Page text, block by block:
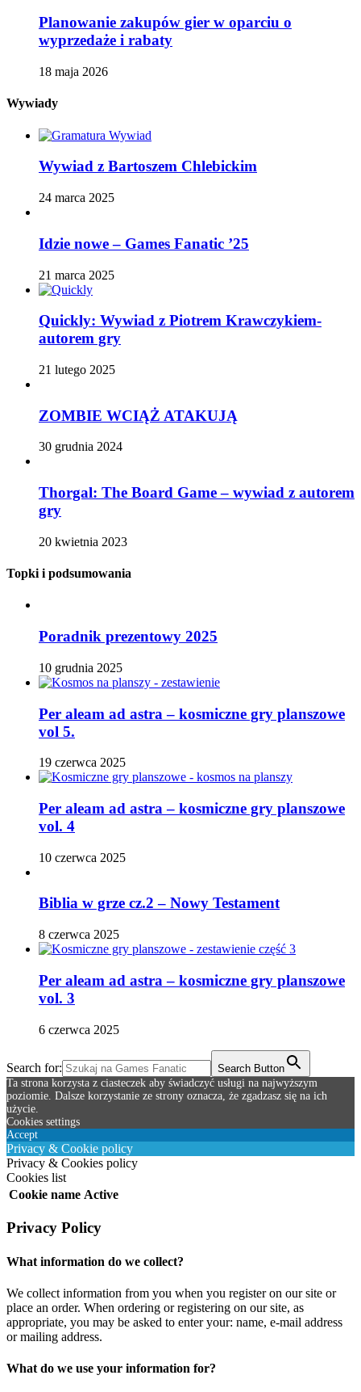
Planowanie zakupów gier w oparciu o
wyprzedaże i rabaty
18 maja 2026
Wywiady
Wywiad z Bartoszem Chlebickim
24 marca 2025
Idzie nowe – Games Fanatic ’25
21 marca 2025
Quickly: Wywiad z Piotrem Krawczykiem-
autorem gry
21 lutego 2025
ZOMBIE WCIĄŻ ATAKUJĄ
30 grudnia 2024
Thorgal: The Board Game – wywiad z autorem
gry
20 kwietnia 2023
Topki i podsumowania
Poradnik prezentowy 2025
10 grudnia 2025
Per aleam ad astra – kosmiczne gry planszowe
vol 5.
19 czerwca 2025
Per aleam ad astra – kosmiczne gry planszowe
vol. 4
10 czerwca 2025
Biblia w grze cz.2 – Nowy Testament
8 czerwca 2025
Per aleam ad astra – kosmiczne gry planszowe
vol. 3
6 czerwca 2025
Search for:
Search Button
Ta strona korzysta z ciasteczek aby świadczyć usługi na najwyższym
poziomie. Dalsze korzystanie ze strony oznacza, że zgadzasz się na ich
użycie.
Cookies settings
Accept
Privacy & Cookie policy
Privacy & Cookies policy
Cookies list
Cookie name Active
Privacy Policy
What information do we collect?
We collect information from you when you register on our site or
place an order. When ordering or registering on our site, as
appropriate, you may be asked to enter your: name, e-mail address
or mailing address.
What do we use your information for?